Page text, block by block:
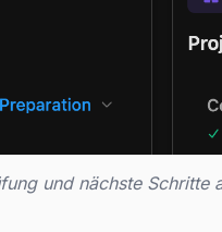
und nächste Schritte